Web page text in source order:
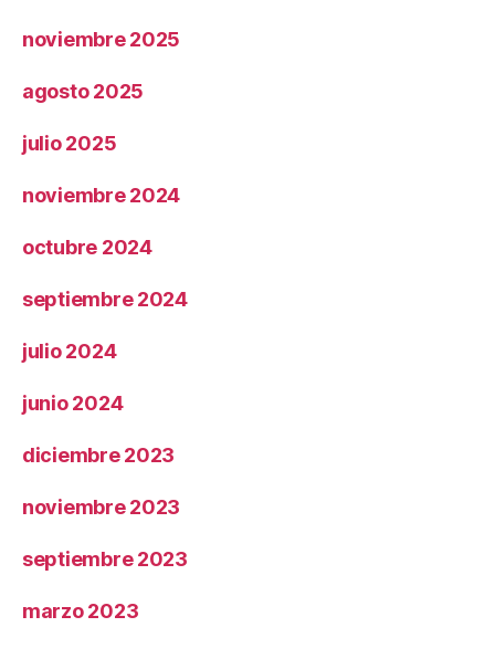
noviembre 2025
agosto 2025
julio 2025
noviembre 2024
octubre 2024
septiembre 2024
julio 2024
junio 2024
diciembre 2023
noviembre 2023
septiembre 2023
marzo 2023